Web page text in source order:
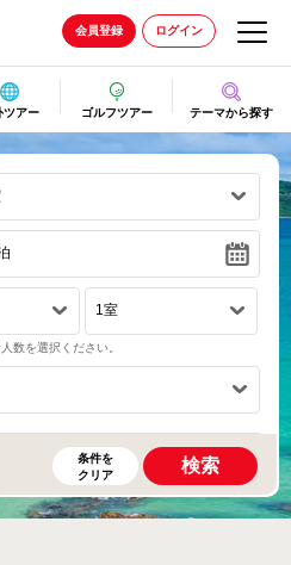
会員登録 ログイン
ツアー ゴルフツアー テーマから探す
数を選択ください。
条件を
クリア
検索